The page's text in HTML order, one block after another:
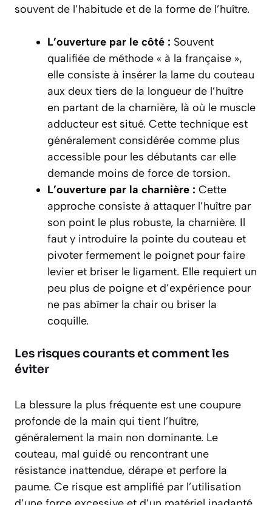
souvent de l’habitude et de la forme de l’huître.
L’ouverture par le côté : Souvent
qualifiée de méthode « à la française »,
elle consiste à insérer la lame du couteau
aux deux tiers de la longueur de l’huître
en partant de la charnière, là où le muscle
adducteur est situé. Cette technique est
généralement considérée comme plus
accessible pour les débutants car elle
demande moins de force de torsion.
L’ouverture par la charnière : Cette
approche consiste à attaquer l’huître par
son point le plus robuste, la charnière. Il
faut y introduire la pointe du couteau et
pivoter fermement le poignet pour faire
levier et briser le ligament. Elle requiert un
peu plus de poigne et d’expérience pour
ne pas abîmer la chair ou briser la
coquille.
Les risques courants et comment les
éviter
La blessure la plus fréquente est une coupure
profonde de la main qui tient l’huître,
généralement la main non dominante. Le
couteau, mal guidé ou rencontrant une
résistance inattendue, dérape et perfore la
paume. Ce risque est amplifié par l’utilisation